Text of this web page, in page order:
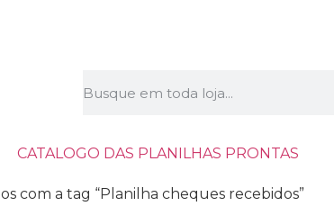
CATALOGO DAS PLANILHAS PRONTAS
com a tag “Planilha cheques recebidos”